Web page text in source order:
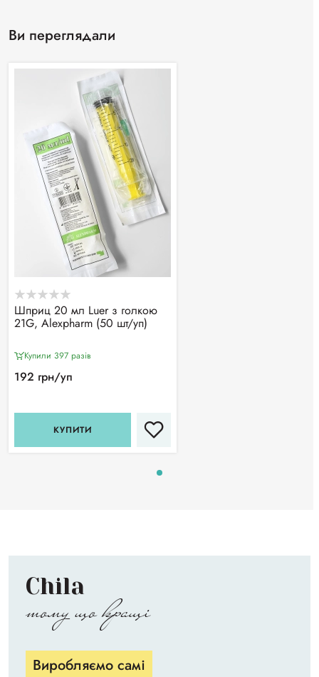
Ви переглядали
Шприц 20 мл Luer з голкою
21G, Alexpharm (50 шт/уп)
Купили 397 разiв
192 грн/уп
КУПИТИ
Chila
тому що кращі
Виробляємо самі